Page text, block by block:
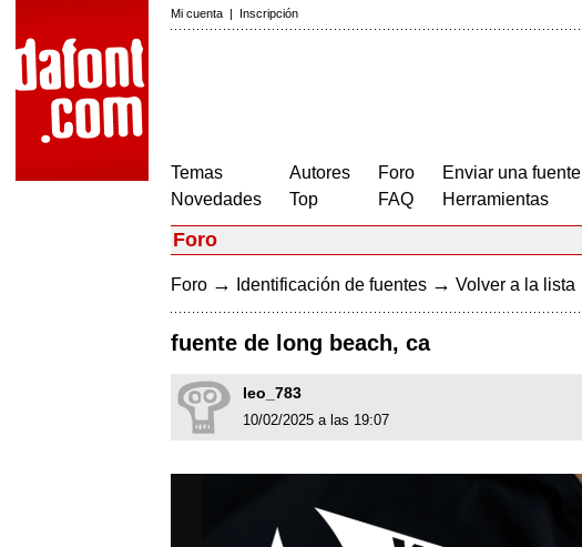
Mi cuenta | Inscripción
Temas
Novedades
Autores
Top
Foro
FAQ
Enviar una fuente
Herramientas
Foro
Foro → Identificación de fuentes → Volver a la lista
fuente de long beach, ca
leo_783
10/02/2025 a las 19:07